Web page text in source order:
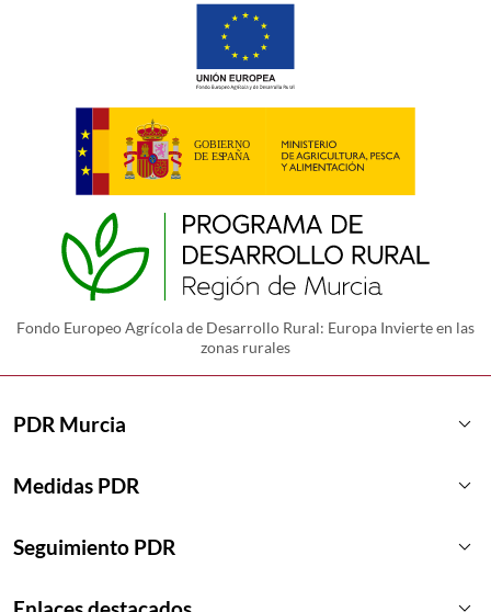
Fondo Europeo Agrícola de Desarrollo Rural: Europa Invierte en las
zonas rurales
PDR Murcia keyboard_arrow_down
Medidas PDR keyboard_arrow_down
Seguimiento PDR keyboard_arrow_down